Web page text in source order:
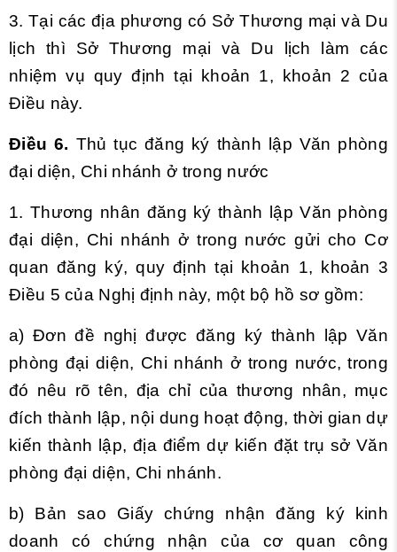
3. Tại các địa phương có Sở Thương mại và Du
lịch thì Sở Thương mại và Du lịch làm các
nhiệm vụ quy định tại khoản 1, khoản 2 của
Điều này.
Điều 6. Thủ tục đăng ký thành lập Văn phòng
đại diện, Chi nhánh ở trong nước
1. Thương nhân đăng ký thành lập Văn phòng
đại diện, Chi nhánh ở trong nước gửi cho Cơ
quan đăng ký, quy định tại khoản 1, khoản 3
Điều 5 của Nghị định này, một bộ hồ sơ gồm:
a) Đơn đề nghị được đăng ký thành lập Văn
phòng đại diện, Chi nhánh ở trong nước, trong
đó nêu rõ tên, địa chỉ của thương nhân, mục
đích thành lập, nội dung hoạt động, thời gian dự
kiến thành lập, địa điểm dự kiến đặt trụ sở Văn
phòng đại diện, Chi nhánh.
b) Bản sao Giấy chứng nhận đăng ký kinh
doanh có chứng nhận của cơ quan công